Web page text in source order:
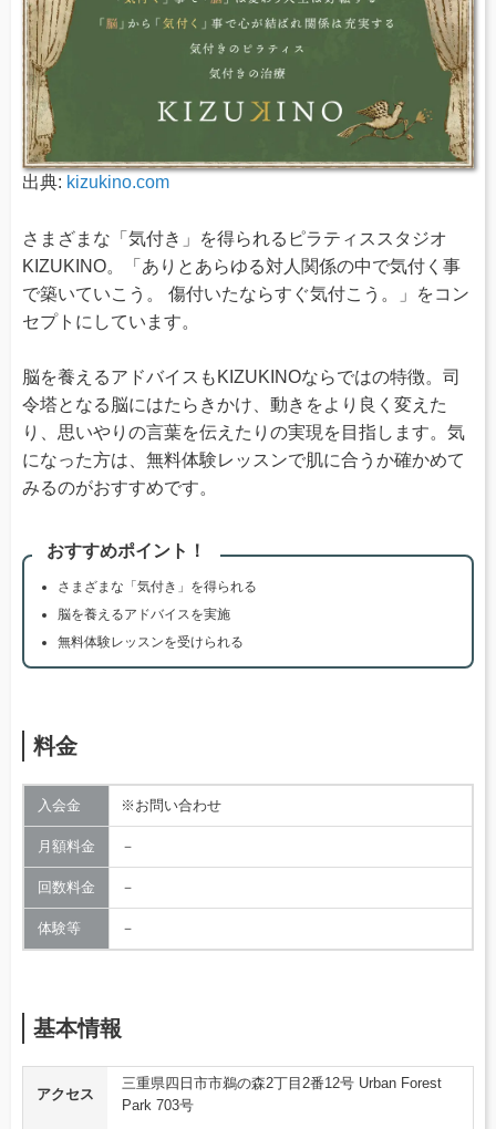
出典: kizukino.com
さまざまな「気付き」を得られるピラティススタジオ
KIZUKINO。「ありとあらゆる対人関係の中で気付く事
で築いていこう。 傷付いたならすぐ気付こう。」をコン
セプトにしています。
脳を養えるアドバイスもKIZUKINOならではの特徴。司
令塔となる脳にはたらきかけ、動きをより良く変えた
り、思いやりの言葉を伝えたりの実現を目指します。気
になった方は、無料体験レッスンで肌に合うか確かめて
みるのがおすすめです。
おすすめポイント！
さまざまな「気付き」を得られる
脳を養えるアドバイスを実施
無料体験レッスンを受けられる
料金
入会金 ※お問い合わせ
月額料金 －
回数料金 －
体験等 －
基本情報
アクセス
三重県四日市市鵜の森2丁目2番12号 Urban Forest
Park 703号